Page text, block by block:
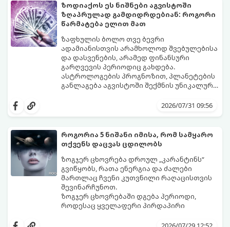
ზოდიაქოს ეს ნიშნები აგვისტოში
ზღაპრულად გამდიდრდებიან: როგორი
წარმატება ელით მათ
ზაფხულის ბოლო თვე ბევრი
ადამიანისთვის არამხოლოდ შვებულებისა
და დასვენების, არამედ ფინანსური
გარღვევის პერიოდიც გახდება.
ასტროლოგების პროგნოზით, პლანეტების
განლაგება აგვისტოში შექმნის უნიკალურ
ზოდიაქოს 4 ნიშანს ფინანსური წარმატების
შორის, ვისაც აგვისტოში ფინანსური
2026/07/31 09:56
როგორია 5 ნიშანი იმისა, რომ სამყარო
თქვენს დაცვას ცდილობს
ზოგჯერ ცხოვრება დროულ „კარანტინს“
გვიწყობს, რათა ენერგია და ძალები
მართლაც ჩვენი კუთვნილი რაღაცისთვის
შევინარჩუნოთ.
ზოგჯერ ცხოვრებაში დგება პერიოდი,
როდესაც ყველაფერი პირდაპირი
იშლება მნიშვნელოვანი გარიგებები,